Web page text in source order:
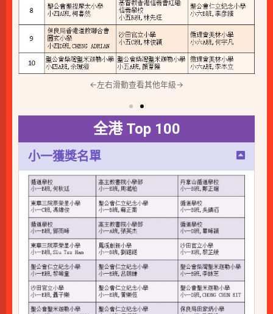
←左右滑動查看其他年級→
全港 Top 100
小一獲獎名單